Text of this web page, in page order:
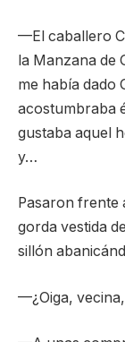
—El caballero
la Manzana de
me había dado
acostumbraba
gustaba aquel
y…
Pasaron frente
gorda vestida
sillón
—¿Oiga,